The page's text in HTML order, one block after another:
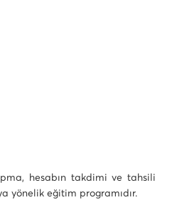
hesabın takdimi ve tahsili
yönelik eğitim programıdır.